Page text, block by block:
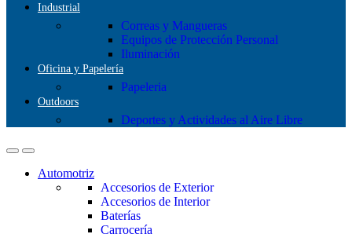
Industrial
Correas y Mangueras
Equipos de Protección Personal
Iluminación
Oficina y Papelería
Papeleria
Outdoors
Deportes y Actividades al Aire Libre
Automotriz
Accesorios de Exterior
Accesorios de Interior
Baterías
Carrocería